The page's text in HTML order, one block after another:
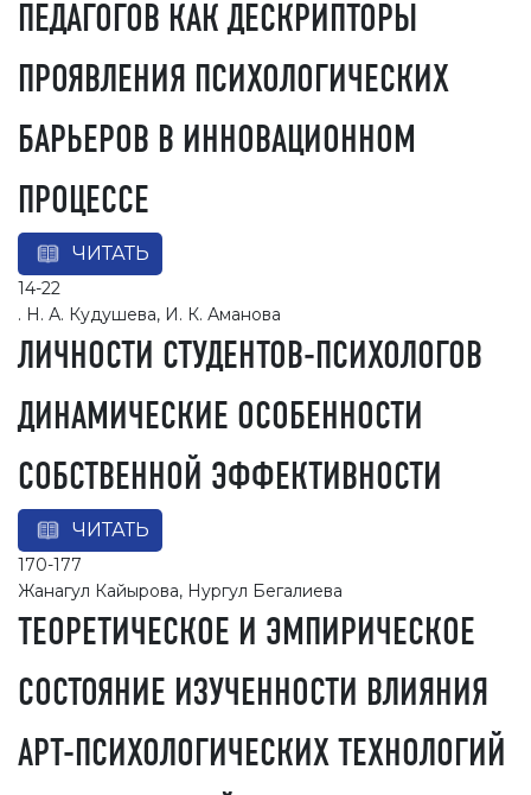
ПЕДАГОГОВ КАК ДЕСКРИПТОРЫ
ПРОЯВЛЕНИЯ ПСИХОЛОГИЧЕСКИХ
БАРЬЕРОВ В ИННОВАЦИОННОМ
ПРОЦЕССЕ
ЧИТАТЬ
14-22
. Н. А. Кудушева, И. К. Аманова
ЛИЧНОСТИ СТУДЕНТОВ-ПСИХОЛОГОВ
ДИНАМИЧЕСКИЕ ОСОБЕННОСТИ
СОБСТВЕННОЙ ЭФФЕКТИВНОСТИ
ЧИТАТЬ
170-177
Жанагул Кайырова, Нургул Бегалиева
ТЕОРЕТИЧЕСКОЕ И ЭМПИРИЧЕСКОЕ
СОСТОЯНИЕ ИЗУЧЕННОСТИ ВЛИЯНИЯ
АРТ-ПСИХОЛОГИЧЕСКИХ ТЕХНОЛОГИЙ